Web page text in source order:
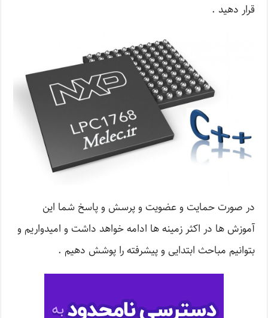
قرار دهید .
در صورت حمایت و عضویت و پرسش و پاسخ شما این
آموزش ها در اکثر زمینه ها ادامه خواهد داشت و امیدواریم و
بتوانیم مباحث ابتدایی و پیشرفته را پوشش دهیم .